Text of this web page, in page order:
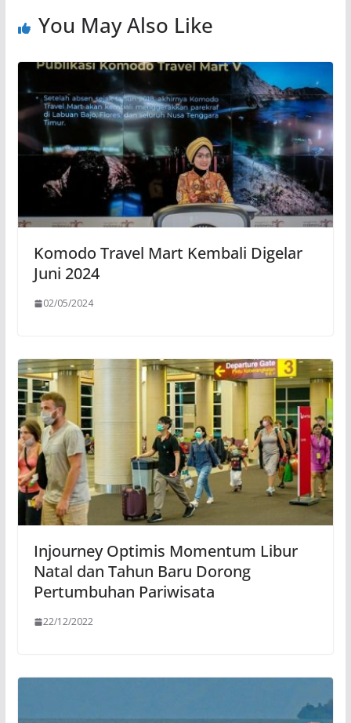
You May Also Like
Komodo Travel Mart Kembali Digelar
Juni 2024
02/05/2024
Injourney Optimis Momentum Libur
Natal dan Tahun Baru Dorong
Pertumbuhan Pariwisata
22/12/2022